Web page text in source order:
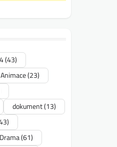
(43)
Animace(23)
dokument(13)
Drama(61)